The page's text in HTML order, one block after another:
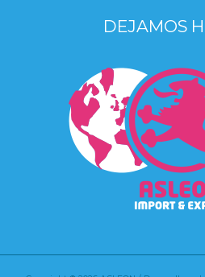
DEJAMOS